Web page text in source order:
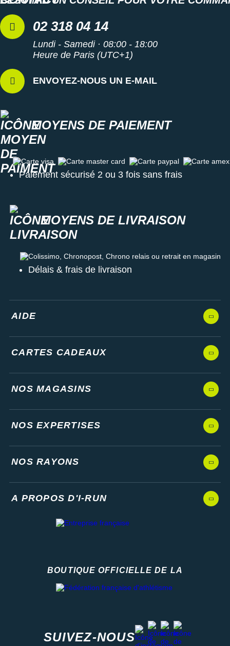
02 318 04 14
Lundi - Samedi · 08:00 - 18:00
Heure de Paris (UTC+1)
ENVOYEZ-NOUS UN E-MAIL
MOYENS DE PAIEMENT
Carte visa Carte master card Carte paypal Carte amex
Paiement sécurisé 2 ou 3 fois sans frais
MOYENS DE LIVRAISON
Colissimo, Chronopost, Chrono relais ou retrait en magasin
Délais & frais de livraison
AIDE
CARTES CADEAUX
NOS MAGASINS
NOS EXPERTISES
NOS RAYONS
A PROPOS D'I-RUN
BOUTIQUE OFFICIELLE DE LA
SUIVEZ-NOUS
instagram
facebook
stravayoutube